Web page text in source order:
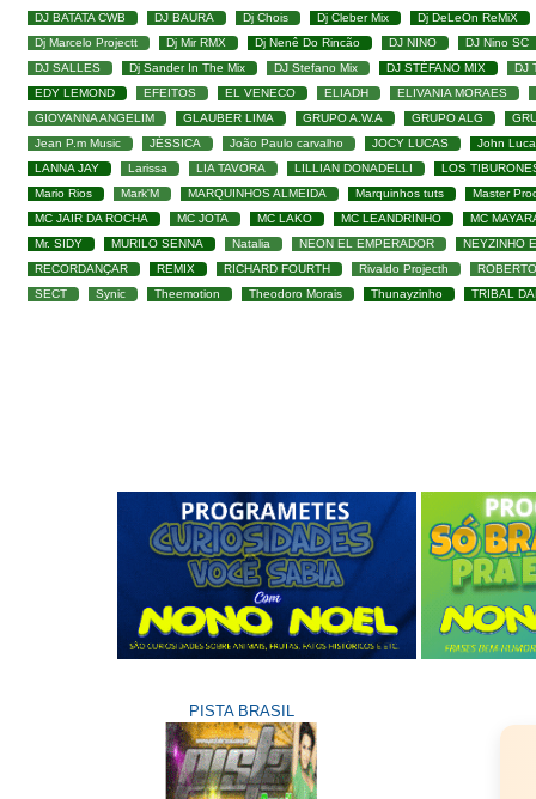
DJ BATATA CWB
DJ BAURA Dj Chois Dj Cleber Mix
Dj DeLeOn ReMiX
Dj Marcelo Projectt
Dj Mir RMX Dj Nenê Do Rincão DJ NINO
DJ Nino SC
DJ SALLES
Dj Sander In The Mix DJ Stefano Mix DJ STÉFANO MIX
DJ
EDY LEMOND
EFEITOS EL VENECO ELIADH
ELIVANIA MORAES
GIOVANNA ANGELIM
GLAUBER LIMA GRUPO A.W.A GRUPO ALG
Jean P.m Music
JÉSSICA João Paulo carvalho JOCY LUCAS
John
LANNA JAY
Larissa LIA TAVORA LILLIAN DONADELLI
LOS
Mario Rios
Mark'M MARQUINHOS ALMEIDA Marquinhos tuts
Master
MC JAIR DA ROCHA
MC JOTA MC LAKO MC LEANDRINHO
MC
Mr. SIDY
MURILO SENNA Natalia NEON EL EMPERADOR
NEYZINHO
RECORDANÇAR
REMIX RICHARD FOURTH Rivaldo Projecth
SECT
Synic Theemotion Theodoro Morais Thunayzinho TRIBAL
PISTA BRASIL